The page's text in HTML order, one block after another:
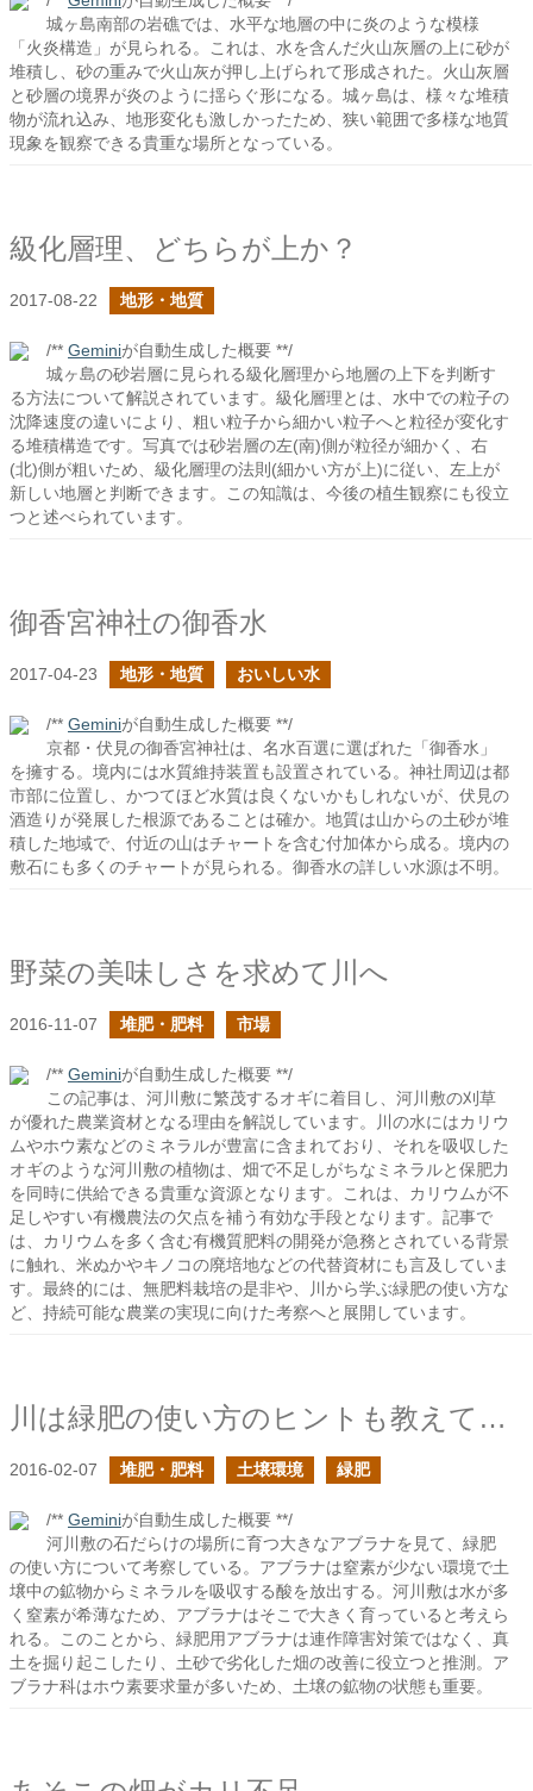
城ヶ島南部の岩礁では、水平な地層の中に炎のような模様
「火炎構造」が見られる。これは、水を含んだ火山灰層の上に砂が
堆積し、砂の重みで火山灰が押し上げられて形成された。火山灰層
と砂層の境界が炎のように揺らぐ形になる。城ヶ島は、様々な堆積
物が流れ込み、地形変化も激しかったため、狭い範囲で多様な地質
現象を観察できる貴重な場所となっている。
級化層理、どちらが上か？
2017-08-22 地形・地質
/** Geminiが自動生成した概要 **/
城ヶ島の砂岩層に見られる級化層理から地層の上下を判断す
る方法について解説されています。級化層理とは、水中での粒子の
沈降速度の違いにより、粗い粒子から細かい粒子へと粒径が変化す
る堆積構造です。写真では砂岩層の左(南)側が粒径が細かく、右
(北)側が粗いため、級化層理の法則(細かい方が上)に従い、左上が
新しい地層と判断できます。この知識は、今後の植生観察にも役立
つと述べられています。
御香宮神社の御香水
2017-04-23 地形・地質 おいしい水
/** Geminiが自動生成した概要 **/
京都・伏見の御香宮神社は、名水百選に選ばれた「御香水」
を擁する。境内には水質維持装置も設置されている。神社周辺は都
市部に位置し、かつてほど水質は良くないかもしれないが、伏見の
酒造りが発展した根源であることは確か。地質は山からの土砂が堆
積した地域で、付近の山はチャートを含む付加体から成る。境内の
敷石にも多くのチャートが見られる。御香水の詳しい水源は不明。
野菜の美味しさを求めて川へ
2016-11-07 堆肥・肥料 市場
/** Geminiが自動生成した概要 **/
この記事は、河川敷に繁茂するオギに着目し、河川敷の刈草
が優れた農業資材となる理由を解説しています。川の水にはカリウ
ムやホウ素などのミネラルが豊富に含まれており、それを吸収した
オギのような河川敷の植物は、畑で不足しがちなミネラルと保肥力
を同時に供給できる貴重な資源となります。これは、カリウムが不
足しやすい有機農法の欠点を補う有効な手段となります。記事で
は、カリウムを多く含む有機質肥料の開発が急務とされている背景
に触れ、米ぬかやキノコの廃培地などの代替資材にも言及していま
す。最終的には、無肥料栽培の是非や、川から学ぶ緑肥の使い方な
ど、持続可能な農業の実現に向けた考察へと展開しています。
川は緑肥の使い方のヒントも教えてくれる
2016-02-07 堆肥・肥料 土壌環境 緑肥
/** Geminiが自動生成した概要 **/
河川敷の石だらけの場所に育つ大きなアブラナを見て、緑肥
の使い方について考察している。アブラナは窒素が少ない環境で土
壌中の鉱物からミネラルを吸収する酸を放出する。河川敷は水が多
く窒素が希薄なため、アブラナはそこで大きく育っていると考えら
れる。このことから、緑肥用アブラナは連作障害対策ではなく、真
土を掘り起こしたり、土砂で劣化した畑の改善に役立つと推測。ア
ブラナ科はホウ素要求量が多いため、土壌の鉱物の状態も重要。